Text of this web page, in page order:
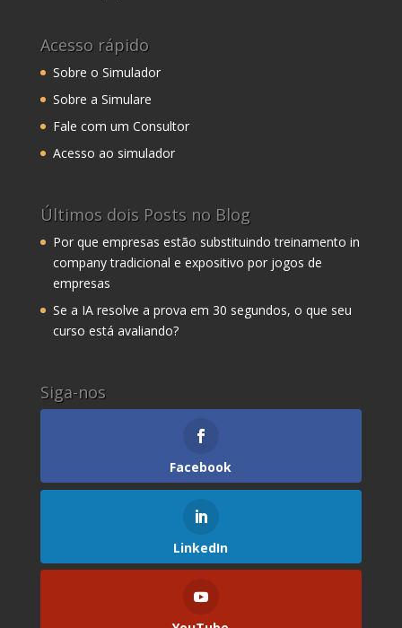
Acesso rápido
Sobre o Simulador
Sobre a Simulare
Fale com um Consultor
Acesso ao simulador
Últimos dois Posts no Blog
Por que empresas estão substituindo treinamento in
company tradicional e expositivo por jogos de
empresas
Se a IA resolve a prova em 30 segundos, o que seu
curso está avaliando?
Siga-nos
Facebook
LinkedIn